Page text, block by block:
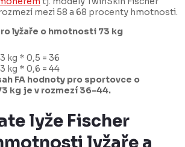
mezi 58 a 68 procenty hmotnosti.
lyžaře o hmotnosti 73 kg
kg * 0,5 = 36
kg * 0,6 = 44
FA hodnoty pro sportovce o
kg je v rozmezí 36-44.
lyže Fischer
lyžaře a